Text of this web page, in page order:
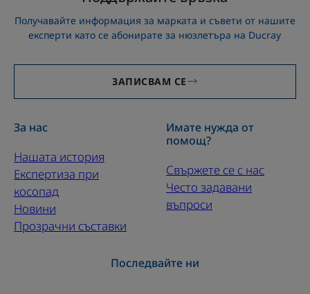
Получавайте информация за марката и съвети от нашите
експерти като се абонирате за нюзлетъра на Ducray
ЗАПИСВАМ СЕ
За нас
Нашата история
Експертиза при
косопад
Новини
Прозрачни съставки
Имате нужда от
помощ?
Свържете се с нас
Често задавани
въпроси
Последвайте ни